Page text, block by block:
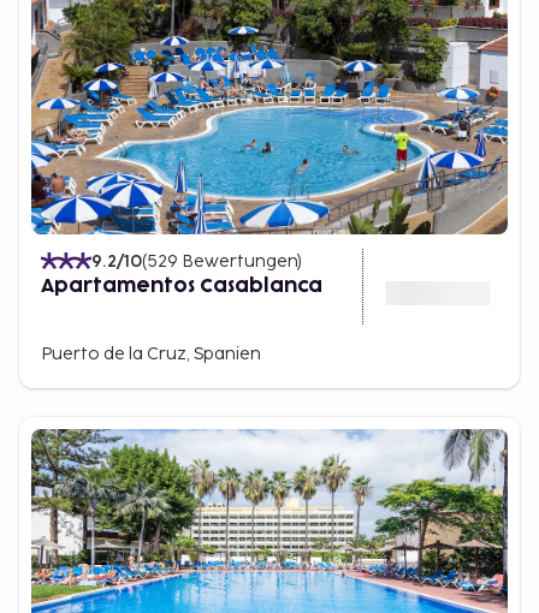
9.2/10(529 Bewertungen)
Apartamentos Casablanca
Puerto de la Cruz, Spanien